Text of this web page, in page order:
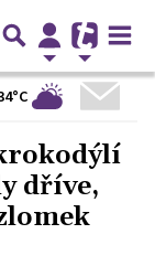
dříve,